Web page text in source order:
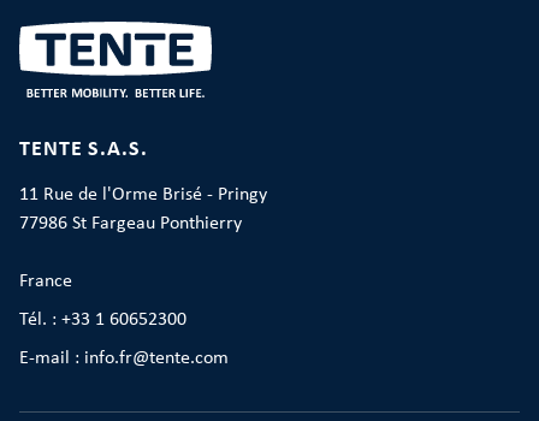
TENTE S.A.S.
11 Rue de l'Orme Brisé - Pringy
77986 St Fargeau Ponthierry
France
Tél. : +33 1 60652300
E-mail : info.fr@tente.com